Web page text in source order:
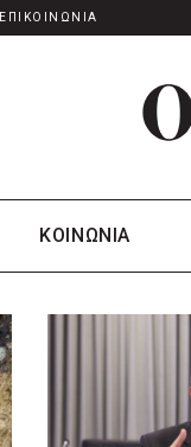
ΕΠΙΚΟΙΝΩΝΙΑ
ΚΟΙΝΩΝΙΑ